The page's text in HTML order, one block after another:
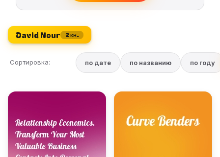
David Nour 2 кн.
Сортировка: по дате по названию по году